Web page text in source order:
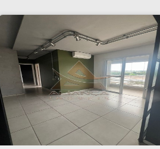
Apartamento - Palmares - Ribeirão Preto